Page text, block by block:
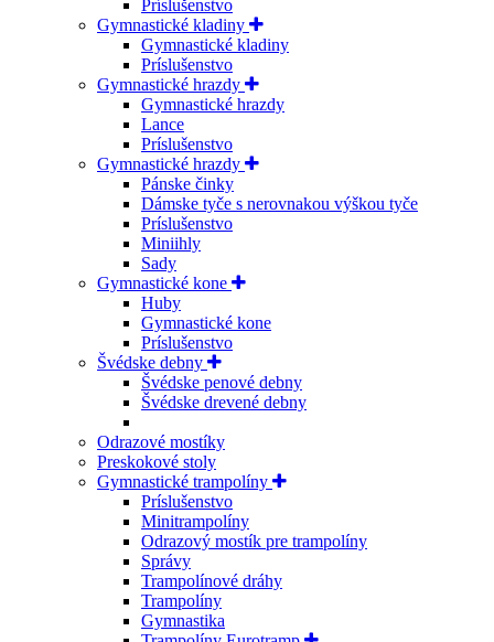
Príslušenstvo
Gymnastické kladiny
Gymnastické kladiny
Príslušenstvo
Gymnastické hrazdy
Gymnastické hrazdy
Lance
Príslušenstvo
Gymnastické hrazdy
Pánske činky
Dámske tyče s nerovnakou výškou tyče
Príslušenstvo
Miniihly
Sady
Gymnastické kone
Huby
Gymnastické kone
Príslušenstvo
Švédske debny
Švédske penové debny
Švédske drevené debny
Odrazové mostíky
Preskokové stoly
Gymnastické trampolíny
Príslušenstvo
Minitrampolíny
Odrazový mostík pre trampolíny
Správy
Trampolínové dráhy
Trampolíny
Gymnastika